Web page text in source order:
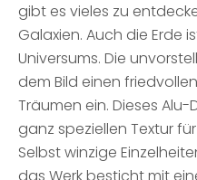
gibt es vieles zu
Galaxien. Auch die Erde
Universums. Die
dem Bild einen
Träumen ein. Dieses
ganz speziellen Textur
Selbst winzige